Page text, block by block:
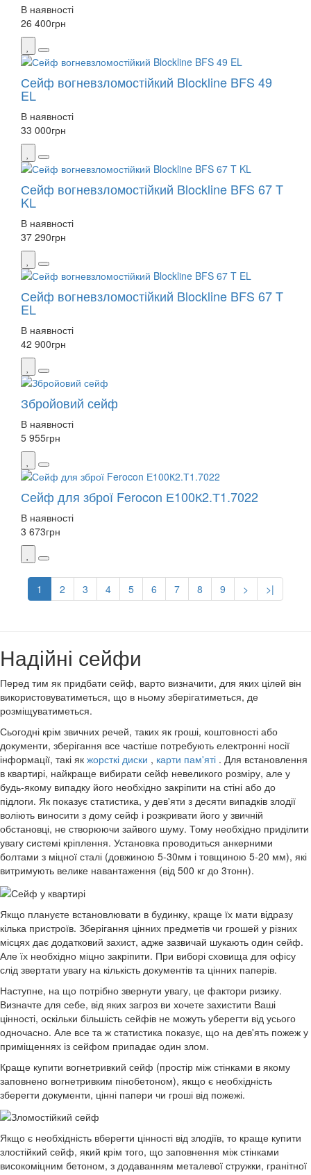
В наявності
26 400грн
Сейф вогневзломостійкий Blockline BFS 49
EL
В наявності
33 000грн
Сейф вогневзломостійкий Blockline BFS 67 T
KL
В наявності
37 290грн
Сейф вогневзломостійкий Blockline BFS 67 T
EL
В наявності
42 900грн
Збройовий сейф
В наявності
5 955грн
Сейф для зброї Ferocon Е100К2.Т1.7022
В наявності
3 673грн
1 2 3 4 5 6 7 8 9 > >|
Надійні сейфи
Перед тим як придбати сейф, варто визначити, для яких цілей він
використовуватиметься, що в ньому зберігатиметься, де
розміщуватиметься.
Сьогодні крім звичних речей, таких як гроші, коштовності або
документи, зберігання все частіше потребують електронні носії
інформації, такі як жорсткі диски , карти пам'яті . Для встановлення
в квартирі, найкраще вибирати сейф невеликого розміру, але у
будь-якому випадку його необхідно закріпити на стіні або до
підлоги. Як показує статистика, у дев'яти з десяти випадків злодії
воліють виносити з дому сейф і розкривати його у звичній
обстановці, не створюючи зайвого шуму. Тому необхідно приділити
увагу системі кріплення. Установка проводиться анкерними
болтами з міцної сталі (довжиною 5-30мм і товщиною 5-20 мм), які
витримують велике навантаження (від 500 кг до 3тонн).
Якщо плануєте встановлювати в будинку, краще їх мати відразу
кілька пристроїв. Зберігання цінних предметів чи грошей у різних
місцях дає додатковий захист, адже зазвичай шукають один сейф.
Але їх необхідно міцно закріпити. При виборі сховища для офісу
слід звертати увагу на кількість документів та цінних паперів.
Наступне, на що потрібно звернути увагу, це фактори ризику.
Визначте для себе, від яких загроз ви хочете захистити Ваші
цінності, оскільки більшість сейфів не можуть уберегти від усього
одночасно. Але все та ж статистика показує, що на дев'ять пожеж у
приміщеннях із сейфом припадає один злом.
Краще купити вогнетривкий сейф (простір між стінками в якому
заповнено вогнетривким пінобетоном), якщо є необхідність
зберегти документи, цінні папери чи гроші від пожежі.
Якщо є необхідність вберегти цінності від злодіїв, то краще купити
злостійкий сейф, який крім того, що заповнення між стінками
високоміцним бетоном, з додаванням металевої стружки, гранітної